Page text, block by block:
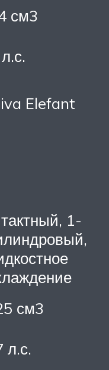
см3
Elefant
1-
см3
л.с.